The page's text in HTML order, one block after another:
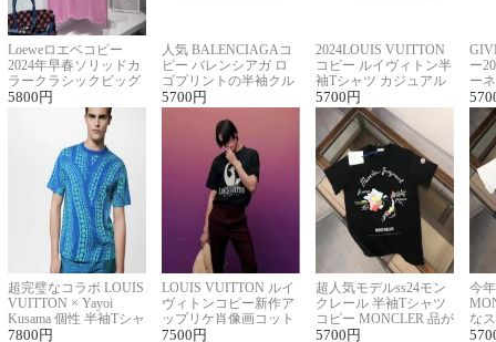
Loeweロエベコピー
2024年早春ソリッドカ
ラークラシックビッグ
ロゴ刺繍Tシャツ
5800 円
人気 BALENCIAGAコ
ピー バレンシアガ ロ
ゴプリントの半袖クル
ーネックTシャツ
5700 円
2024LOUIS VUITTON
コピー ルイヴィトン半
袖Tシャツ カジュアル
に馴染む 2色展開
5700 円
ー
ー
ー
超完璧なコラボ LOUIS
VUITTON × Yayoi
Kusama 個性 半袖Tシャ
ツコピー男女兼用
7800 円
LOUIS VUITTON ルイ
ヴィトンコピー新作ア
ップリケ肖像画コット
ンニット半袖Tシャツ
7500 円
超人気モデルss24モン
クレール 半袖Tシャツ
コピー MONCLER 品が
良く見た目
5700 円
今
な
ル